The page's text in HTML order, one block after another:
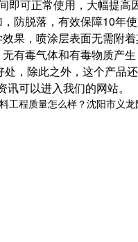
可正常使用，大幅提高
防脱落，有效保障10年使
果，喷涂层表面无需附
有毒气体和有毒物质产
，除此之外，这个产
可以进入我们的网站。
工程质量怎么样？沈阳市